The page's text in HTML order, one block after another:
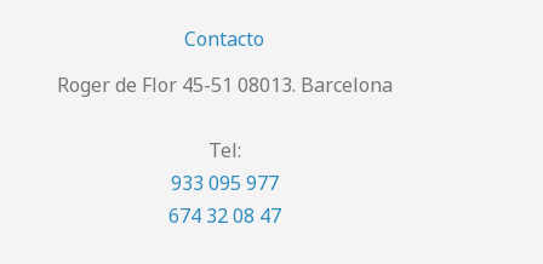
Contacto
Roger de Flor 45-51 08013. Barcelona
Tel:
933 095 977
674 32 08 47